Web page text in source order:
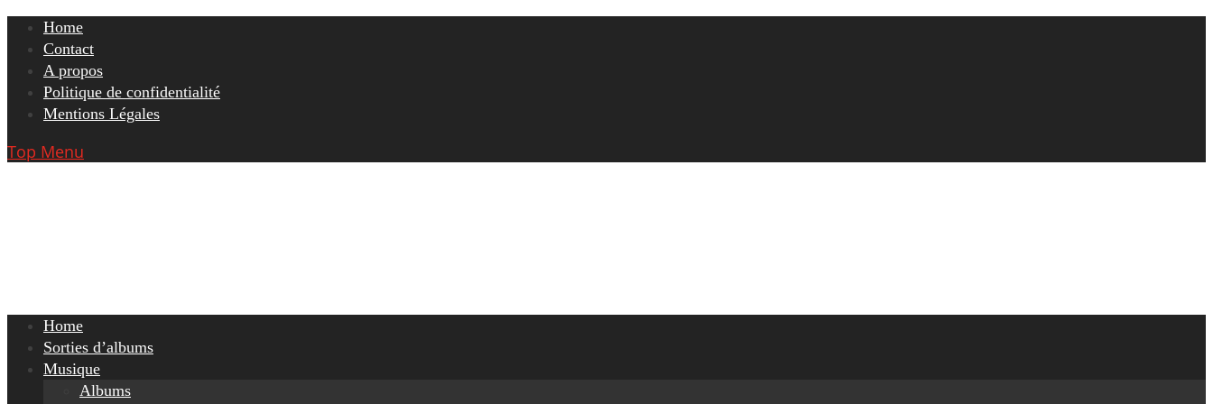
Skip
content
Home
Contact
A propos
Politique de confidentialité
Mentions Légales
Top Menu
Home
Sorties d’albums
Musique
Albums